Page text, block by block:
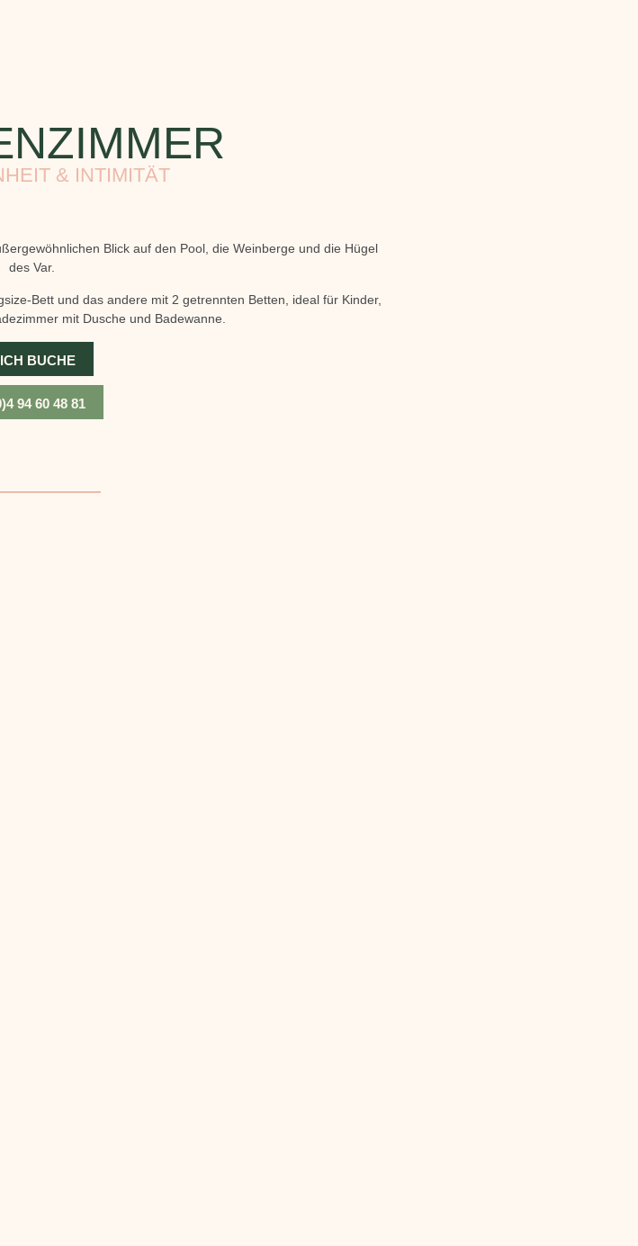
& INTIMITÄT
Blick auf den Pool, die Weinberge und die Hügel
des Var.
Bett und das andere mit 2 getrennten Betten, ideal für Kinder,
mit Dusche und Badewanne.
ICH BUCHE
94 60 48 81